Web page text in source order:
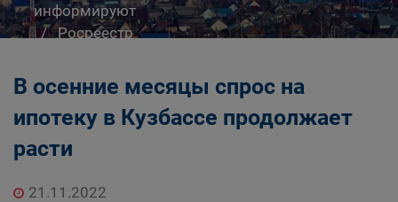
информируют
Росреестр
В осенние месяцы спрос на
ипотеку в Кузбассе продолжает
расти
21.11.2022